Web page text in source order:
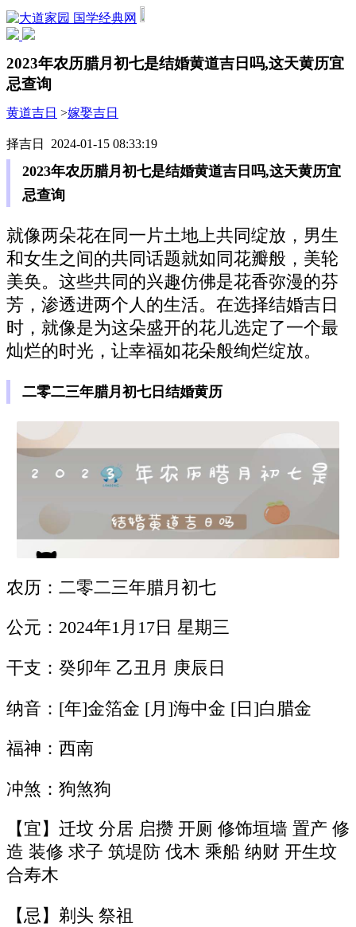
国学经典网
2023年农历腊月初七是结婚黄道吉日吗,这天黄历宜
忌查询
黄道吉日 >嫁娶吉日
择吉日 2024-01-15 08:33:19
2023年农历腊月初七是结婚黄道吉日吗,这天黄历宜
忌查询
就像两朵花在同一片土地上共同绽放，男生
和女生之间的共同话题就如同花瓣般，美轮
美奂。这些共同的兴趣仿佛是花香弥漫的芬
芳，渗透进两个人的生活。在选择结婚吉日
时，就像是为这朵盛开的花儿选定了一个最
灿烂的时光，让幸福如花朵般绚烂绽放。
二零二三年腊月初七日结婚黄历
农历：二零二三年腊月初七
公元：2024年1月17日 星期三
干支：癸卯年 乙丑月 庚辰日
纳音：[年]金箔金 [月]海中金 [日]白腊金
福神：西南
冲煞：狗煞狗
【宜】迁坟 分居 启攒 开厕 修饰垣墙 置产 修
造 装修 求子 筑堤防 伐木 乘船 纳财 开生坟
合寿木
【忌】剃头 祭祖